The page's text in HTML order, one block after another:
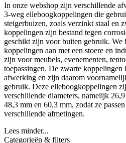
In onze webshop zijn verschillende
3-weg elleboogkoppelingen die
steigerbuizen, zoals verzinkt staal en
koppelingen zijn bestand tegen
geschikt zijn voor buiten gebruik. We
koppelingen aan met een stoere en
zijn voor meubels, evenementen,
toepassingen. De zwarte koppelingen
afwerking en zijn daarom
gebruik. Deze elleboogkoppelingen
verschillende diameters, namelijk
48,3 mm en 60,3 mm, zodat ze
verschillende afmetingen.
Lees minder...
Categorieën & filters